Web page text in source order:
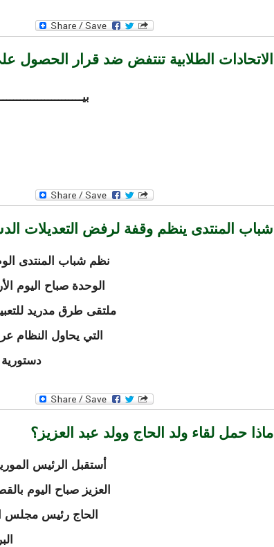
الاتحادات الطلابية تنتفض ضد قرار الحصول
شباب المنتدى ينظم وقفة لرفض التعديلات
نظم شباب المنتدى
ملتقى طرق مدريد
التي يحاول النظام
ماذا حمل لقاء ولد الحاج وولد عبد العزيز؟
أستقبل الرئيس
العزيز صباح اليوم
الحاج رئيس مجلس